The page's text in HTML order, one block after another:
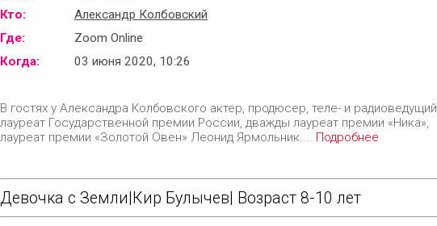
Кто:
Александр Колбовский
Где:
Zoom Online
Когда:
03 июня 2020, 10:26
В гостях у Александра Колбовского актер, продюсер, теле- и радиоведущий,
лауреат Государственной премии России, дважды лауреат премии «Ника»,
лауреат премии «Золотой Овен» Леонид Ярмольник.... Подробнее
Девочка с Земли|Кир Булычев| Возраст 8-10 лет